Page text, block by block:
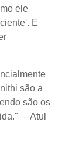
ele
E
são a
são os
– Atul